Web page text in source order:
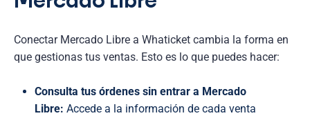
Conectar Mercado Libre a Whaticket cambia la forma en
que gestionas tus ventas. Esto es lo que puedes hacer:
Consulta tus órdenes sin entrar a Mercado
Libre: Accede a la información de cada venta